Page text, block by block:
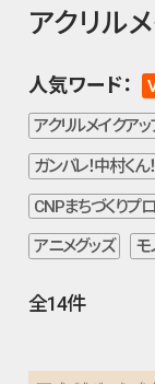
アクリル
人気ワード：
アクリルメイクア
ガンバレ！中村くん！
CNPまちづくりプ
アニメグッズ モ
全14件